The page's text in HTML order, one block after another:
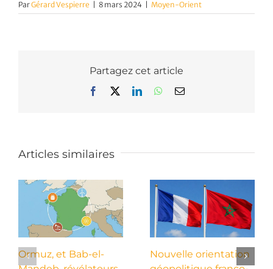
ParGérard Vespierre | 8 mars 2024 | Moyen-Orient
Partagez cet article
Facebook LinkedInWhatsApp
Email
Articles similaires
Ormuz, et Bab-el-
Nouvelle orientation